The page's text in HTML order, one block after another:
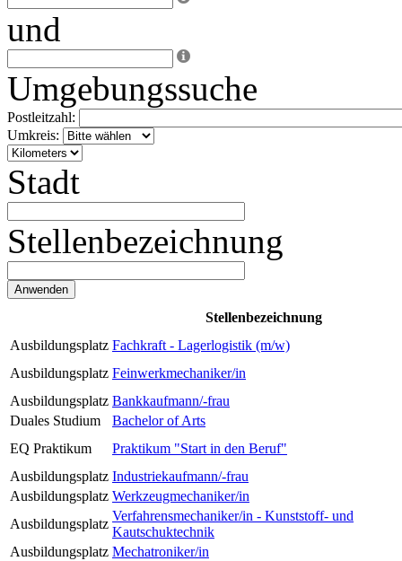
und
Umgebungssuche
Postleitzahl:
Umkreis:
Stadt
Stellenbezeichnung
Stellenbezeichnung
Ausbildungsplatz Fachkraft - Lagerlogistik (m/w)
Ausbildungsplatz Feinwerkmechaniker/in
Ausbildungsplatz Bankkaufmann/-frau
Duales Studium
Bachelor of Arts
EQ Praktikum
Praktikum "Start in den Beruf"
Ausbildungsplatz Industriekaufmann/-frau
Ausbildungsplatz Werkzeugmechaniker/in
Ausbildungsplatz
Verfahrensmechaniker/in - Kunststoff- und
Kautschuktechnik
Ausbildungsplatz Mechatroniker/in